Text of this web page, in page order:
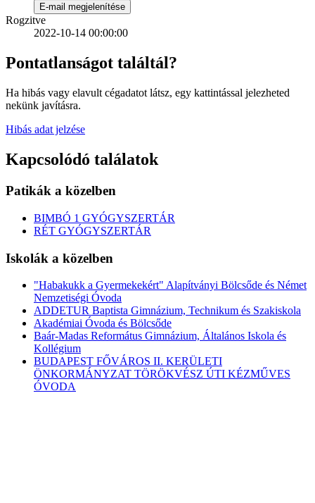
E-mail megjelenítése
Rogzitve
2022-10-14 00:00:00
Pontatlanságot találtál?
Ha hibás vagy elavult cégadatot látsz, egy kattintással jelezheted
nekünk javításra.
Hibás adat jelzése
Kapcsolódó találatok
Patikák a közelben
BIMBÓ 1 GYÓGYSZERTÁR
RÉT GYÓGYSZERTÁR
Iskolák a közelben
"Habakukk a Gyermekekért" Alapítványi Bölcsőde és Német
Nemzetiségi Óvoda
ADDETUR Baptista Gimnázium, Technikum és Szakiskola
Akadémiai Óvoda és Bölcsőde
Baár-Madas Református Gimnázium, Általános Iskola és
Kollégium
BUDAPEST FŐVÁROS II. KERÜLETI
ÖNKORMÁNYZAT TÖRÖKVÉSZ ÚTI KÉZMŰVES
ÓVODA